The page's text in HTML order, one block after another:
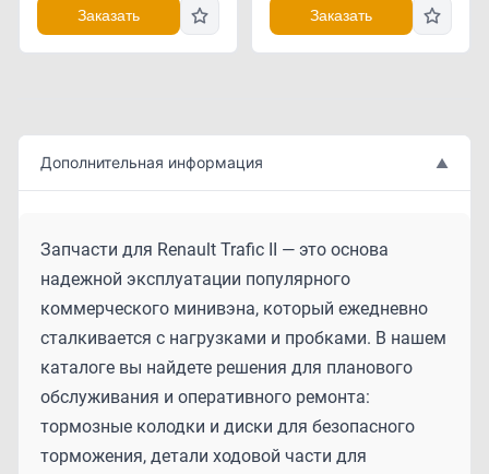
Заказать Заказать
Дополнительная информация ▲
Запчасти для Renault Trafic II — это основа
надежной эксплуатации популярного
коммерческого минивэна, который ежедневно
сталкивается с нагрузками и пробками. В нашем
каталоге вы найдете решения для планового
обслуживания и оперативного ремонта:
тормозные колодки и диски для безопасного
торможения, детали ходовой части для